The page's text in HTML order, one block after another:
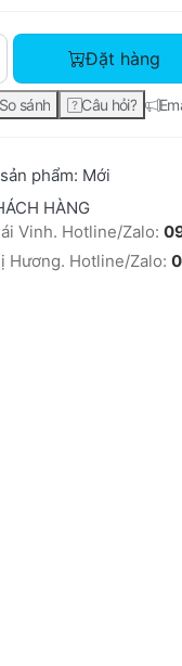
Mực in Canon CLI-
Đặt hàng
So sánh Câu hỏi?
phẩm: Mới
HÀNG
Vinh. Hotline/Zalo:
Hương. Hotline/Zalo: